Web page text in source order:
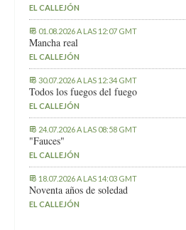
EL CALLEJÓN
01.08.2026 A LAS 12:07 GMT
Mancha real
EL CALLEJÓN
30.07.2026 A LAS 12:34 GMT
Todos los fuegos del fuego
EL CALLEJÓN
24.07.2026 A LAS 08:58 GMT
"Fauces"
EL CALLEJÓN
18.07.2026 A LAS 14:03 GMT
Noventa años de soledad
EL CALLEJÓN